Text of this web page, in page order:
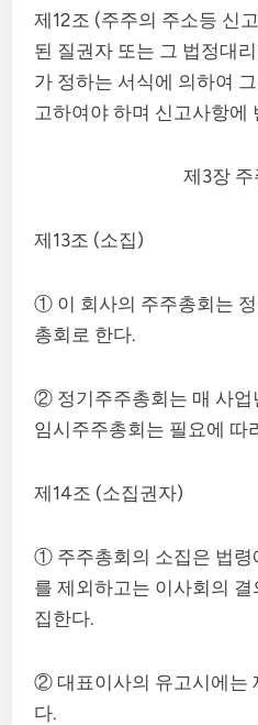
제12조 (주주의 주소등 신
된 질권자 또는 그 법정대
가 정하는 서식에 의하여
고하여야 하며 신고사항에
제3장 주
제13조 (소집)
① 이 회사의 주주총회는
총회로 한다.
② 정기주주총회는 매 사업
임시주주총회는 필요에 따
제14조 (소집권자)
① 주주총회의 소집은 법령
를 제외하고는 이사회의
집한다.
② 대표이사의 유고시에는
다.